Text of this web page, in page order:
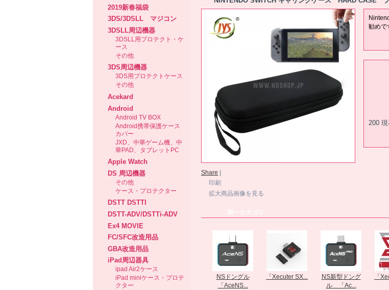
2019新春福袋
3DS/3DSLL マジコン
3DSLL周辺機器
3DSLL用プロテクト・ケ
ース
その他
3DS周辺機器
3DS用プロテクトケース
その他
Acekard
Android
Android TV BOX
Android携帯保護ケース
カバー
JXD、中華ゲーム機、中
華PAD、タブレットPC
Apple Watch
DS 周辺機器
その他
ケース・プロテクター
DSTT DSTTI
DSTT-ADV/DSTTi-ADV
Ex4 MOVIE
FC/SFC改造用品
GBA改造用品
iPad周辺器具
ipad Air2ケース
iPad miniケース・プロテ
クター
Share
印刷
拡大商品画像を見る
勧めで
200
NSドングル
「AceNS...
「Xecuter SX...
NS新型ドング
ル 「Ac...
「